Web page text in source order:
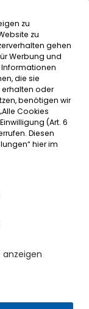
MENÜ
zu
zu
gehen
Werbung und
Informationen
die sie
oder
benötigen wir
Cookies
(Art. 6
Diesen
hier im